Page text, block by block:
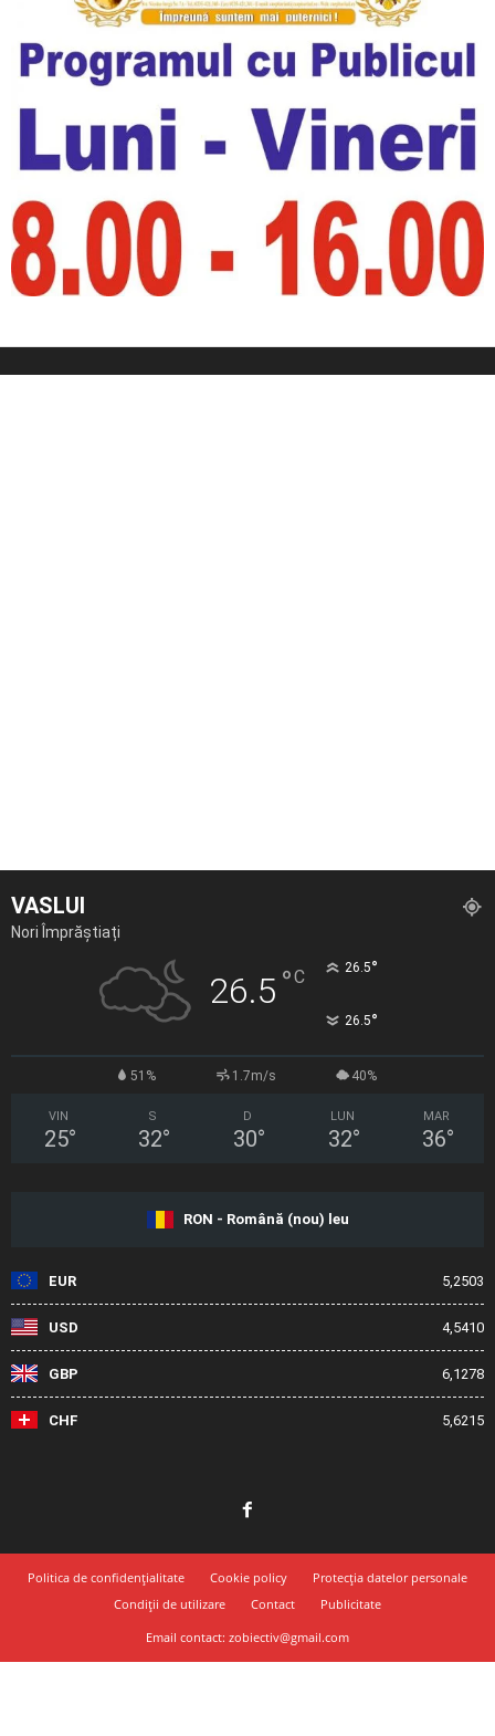
VASLUI
Nori Împrăștiați
26.5 °C 26.5°
26.5°
51% 1.7m/s 40%
VIN
25°
S
32°
D
30°
LUN
32°
MAR
36°
RON - Română (nou) leu
EUR 5,2503
USD 4,5410
GBP 6,1278
CHF 5,6215
Politica de confidențialitate Cookie policy
Protecția datelor personale
Condiții de utilizare
Contact
Publicitate
Email contact: zobiectiv@gmail.com